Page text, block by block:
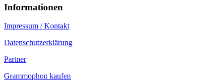
Informationen
Impressum / Kontakt
Datenschutzerklärung
Partner
Grammophon kaufen